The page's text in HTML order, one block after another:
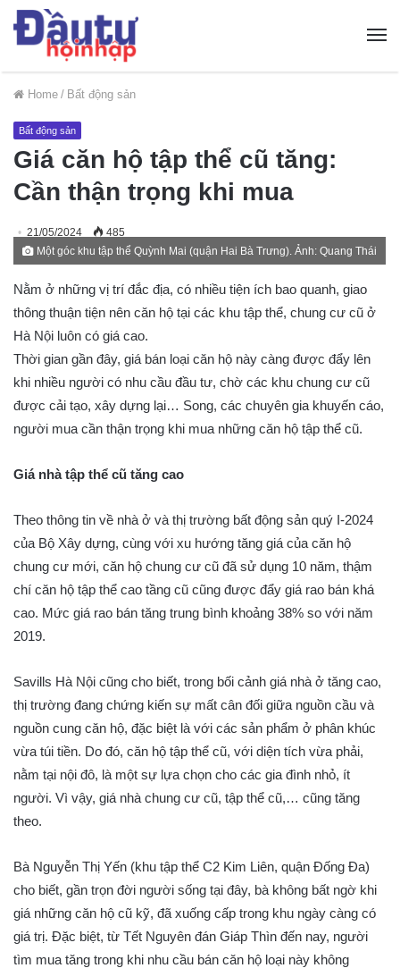
Home / Bất động sản
Bất động sản
Giá căn hộ tập thể cũ tăng:
Cần thận trọng khi mua
21/05/2024 485
Một góc khu tập thể Quỳnh Mai (quận Hai Bà Trưng). Ảnh: Quang Thái
Nằm ở những vị trí đắc địa, có nhiều tiện ích bao quanh, giao
thông thuận tiện nên căn hộ tại các khu tập thể, chung cư cũ ở
Hà Nội luôn có giá cao.
Thời gian gần đây, giá bán loại căn hộ này càng được đẩy lên
khi nhiều người có nhu cầu đầu tư, chờ các khu chung cư cũ
được cải tạo, xây dựng lại… Song, các chuyên gia khuyến cáo,
người mua cần thận trọng khi mua những căn hộ tập thể cũ.
Giá nhà tập thể cũ tăng cao
Theo thông tin về nhà ở và thị trường bất động sản quý I-2024
của Bộ Xây dựng, cùng với xu hướng tăng giá của căn hộ
chung cư mới, căn hộ chung cư cũ đã sử dụng 10 năm, thậm
chí căn hộ tập thể cao tầng cũ cũng được đẩy giá rao bán khá
cao. Mức giá rao bán tăng trung bình khoảng 38% so với năm
2019.
Savills Hà Nội cũng cho biết, trong bối cảnh giá nhà ở tăng cao,
thị trường đang chứng kiến sự mất cân đối giữa nguồn cầu và
nguồn cung căn hộ, đặc biệt là với các sản phẩm ở phân khúc
vừa túi tiền. Do đó, căn hộ tập thể cũ, với diện tích vừa phải,
nằm tại nội đô, là một sự lựa chọn cho các gia đình nhỏ, ít
người. Vì vậy, giá nhà chung cư cũ, tập thể cũ,… cũng tăng
theo.
Bà Nguyễn Thị Yến (khu tập thể C2 Kim Liên, quận Đống Đa)
cho biết, gần trọn đời người sống tại đây, bà không bất ngờ khi
giá những căn hộ cũ kỹ, đã xuống cấp trong khu ngày càng có
giá trị. Đặc biệt, từ Tết Nguyên đán Giáp Thìn đến nay, người
tìm mua tăng trong khi nhu cầu bán căn hộ loại này không